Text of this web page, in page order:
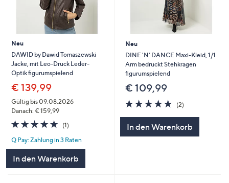
Neu
DAWID by Dawid Tomaszewski
Jacke, mit Leo-Druck Leder-
Optik figurumspielend
€ 139,99
Gültig bis 09.08.2026
Danach: € 159,99
5.0
von
5
(1)1
Q Pay: Zahlung in 3 Raten
In den Warenkorb
Neu
DINE 'N' DANCE Maxi-Kleid, 1/1
Arm bedruckt Stehkragen
figurumspielend
€ 109,99
5.0
von
(2)2
In den Warenkorb